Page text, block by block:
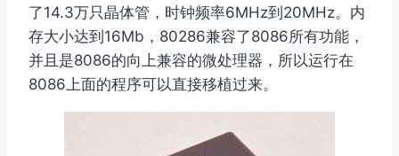
了14.3万只晶体管，时钟频率6MHz到20MHz。内
存大小达到16Mb，80286兼容了8086所有功能，
并且是8086的向上兼容的微处理器，所以运行在
8086上面的程序可以直接移植过来。